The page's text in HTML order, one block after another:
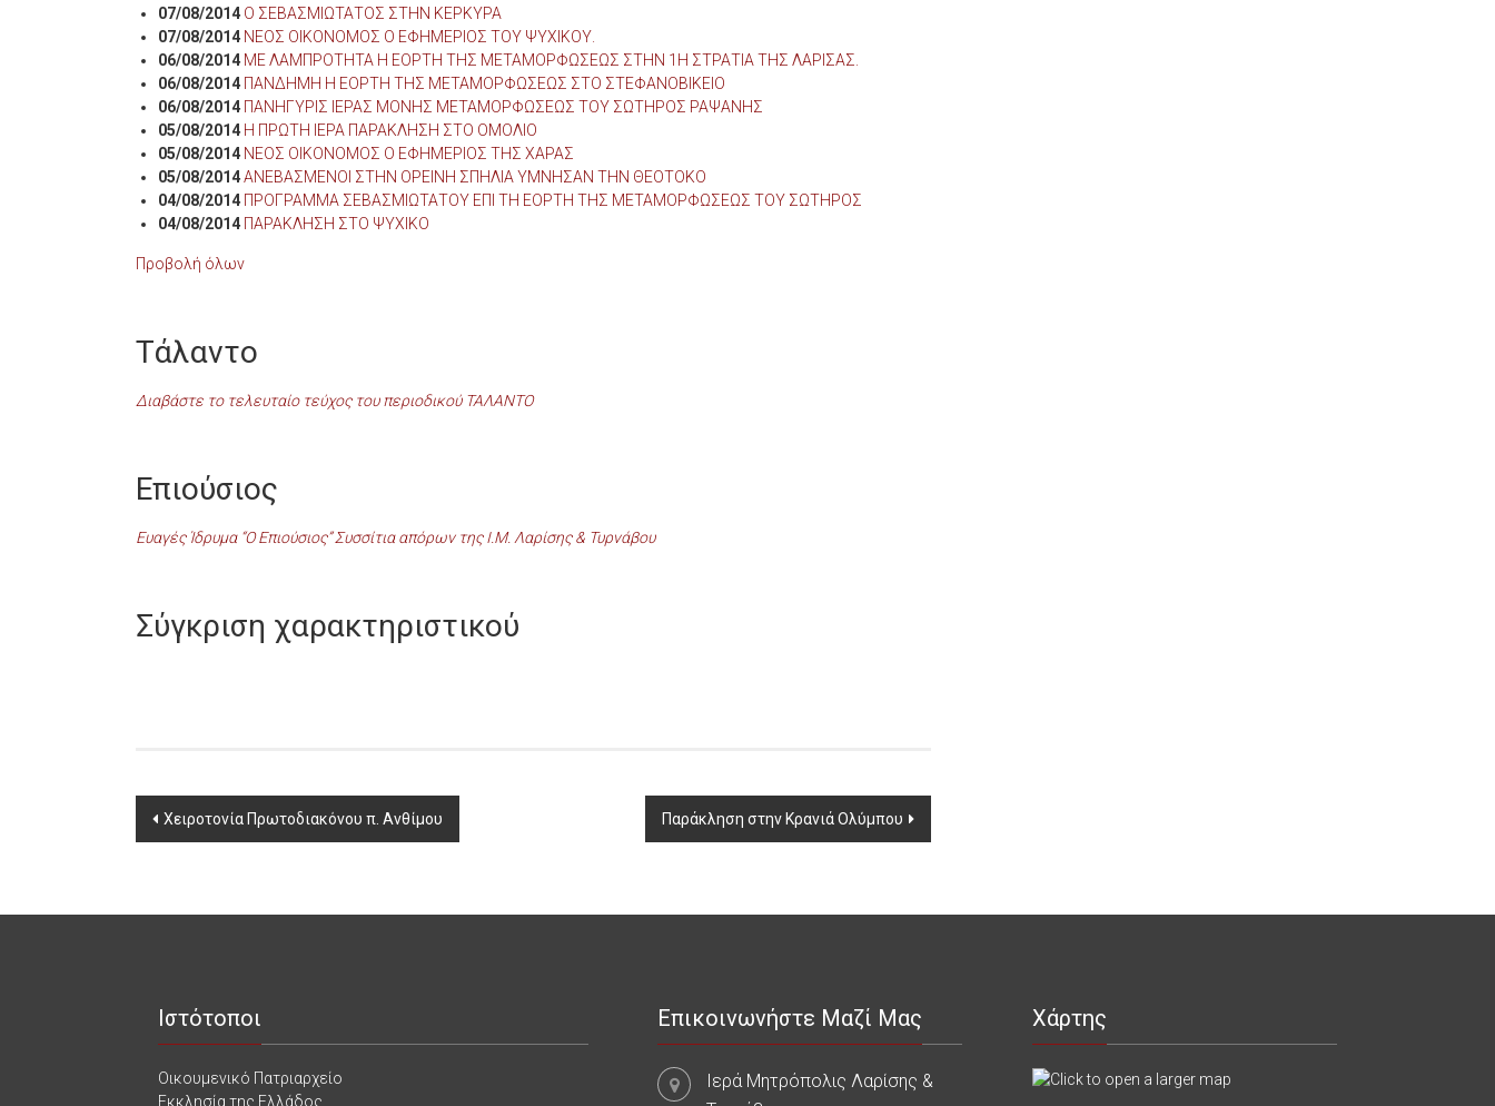
07/08/2014 Ο ΣΕΒΑΣΜΙΩΤΑΤΟΣ ΣΤΗΝ ΚΕΡΚΥΡΑ
07/08/2014 ΝΕΟΣ ΟΙΚΟΝΟΜΟΣ Ο ΕΦΗΜΕΡΙΟΣ ΤΟΥ ΨΥΧΙΚΟΥ.
06/08/2014 ΜΕ ΛΑΜΠΡΟΤΗΤΑ Η ΕΟΡΤΗ ΤΗΣ ΜΕΤΑΜΟΡΦΩΣΕΩΣ ΣΤΗΝ 1Η ΣΤΡΑΤΙΑ ΤΗΣ ΛΑΡΙΣΑΣ.
06/08/2014 ΠΑΝΔΗΜΗ Η ΕΟΡΤΗ ΤΗΣ ΜΕΤΑΜΟΡΦΩΣΕΩΣ ΣΤΟ ΣΤΕΦΑΝΟΒΙΚΕΙΟ
06/08/2014 ΠΑΝΗΓΥΡΙΣ ΙΕΡΑΣ ΜΟΝΗΣ ΜΕΤΑΜΟΡΦΩΣΕΩΣ ΤΟΥ ΣΩΤΗΡΟΣ ΡΑΨΑΝΗΣ
05/08/2014 Η ΠΡΩΤΗ ΙΕΡΑ ΠΑΡΑΚΛΗΣΗ ΣΤΟ ΟΜΟΛΙΟ
05/08/2014 ΝΕΟΣ ΟΙΚΟΝΟΜΟΣ Ο ΕΦΗΜΕΡΙΟΣ ΤΗΣ ΧΑΡΑΣ
05/08/2014ΑΝΕΒΑΣΜΕΝΟΙ ΣΤΗΝ ΟΡΕΙΝΗ ΣΠΗΛΙΑ ΥΜΝΗΣΑΝ ΤΗΝ ΘΕΟΤΟΚΟ
04/08/2014 ΠΡΟΓΡΑΜΜΑ ΣΕΒΑΣΜΙΩΤΑΤΟΥ ΕΠΙ ΤΗ ΕΟΡΤΗ ΤΗΣ ΜΕΤΑΜΟΡΦΩΣΕΩΣ ΤΟΥ ΣΩΤΗΡΟΣ
04/08/2014 ΠΑΡΑΚΛΗΣΗ ΣΤΟ ΨΥΧΙΚΟ
Προβολή όλων
Τάλαντο
Διαβάστε το τελευταίο τεύχος του περιοδικού ΤΑΛΑΝΤΟ
Επιούσιος
Ευαγές Ίδρυμα “Ο Επιούσιος” Συσσίτια απόρων της Ι.Μ. Λαρίσης & Τυρνάβου
Σύγκριση χαρακτηριστικού
Post
navigation
Χειροτονία Πρωτοδιακόνου π. Ανθίμου Παράκληση στην Κρανιά Ολύμπου
Ιστότοποι
Οικουμενικό Πατριαρχείο
Εκκλησία της Ελλάδος
Επικοινωνήστε Μαζί Μας
Ιερά Μητρόπολις Λαρίσης &
Χάρτης